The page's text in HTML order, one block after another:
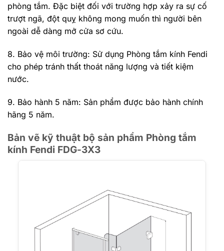
phòng tắm. Đặc biệt đối với trường hợp xảy ra sự cố
trượt ngã, đột quỵ không mong muốn thì người bên
ngoài dễ dàng mở cửa sơ cứu.
8. Bảo vệ môi trường: Sử dụng Phòng tắm kính Fendi
cho phép tránh thất thoát năng lượng và tiết kiệm
nước.
9. Bảo hành 5 năm: Sản phẩm được bảo hành chính
hãng 5 năm.
Bản vẽ kỹ thuật bộ sản phẩm Phòng tắm
kính Fendi FDG-3X3